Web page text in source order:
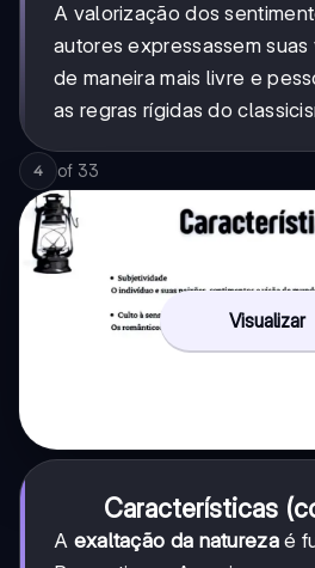
A valorização dos
autores expressassem
de maneira mais livre e
as regras rígidas do
4 of 33
Visualizar
Características
A exaltação da naturezaé